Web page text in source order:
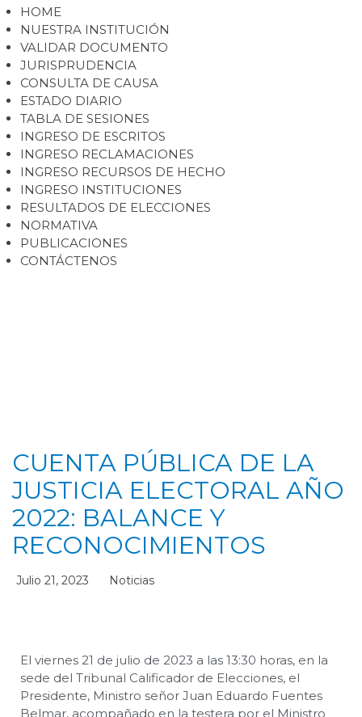
HOME
NUESTRA INSTITUCIÓN
VALIDAR DOCUMENTO
JURISPRUDENCIA
CONSULTA DE CAUSA
ESTADO DIARIO
TABLA DE SESIONES
INGRESO DE ESCRITOS
INGRESO RECLAMACIONES
INGRESO RECURSOS DE HECHO
INGRESO INSTITUCIONES
RESULTADOS DE ELECCIONES
NORMATIVA
PUBLICACIONES
CONTÁCTENOS
CUENTA PÚBLICA DE LA
JUSTICIA ELECTORAL AÑO
2022: BALANCE Y
RECONOCIMIENTOS
Julio 21, 2023 Noticias
El viernes 21 de julio de 2023 a las 13:30 horas, en la
sede del Tribunal Calificador de Elecciones, el
Presidente, Ministro señor Juan Eduardo Fuentes
Belmar, acompañado en la testera por el Ministro